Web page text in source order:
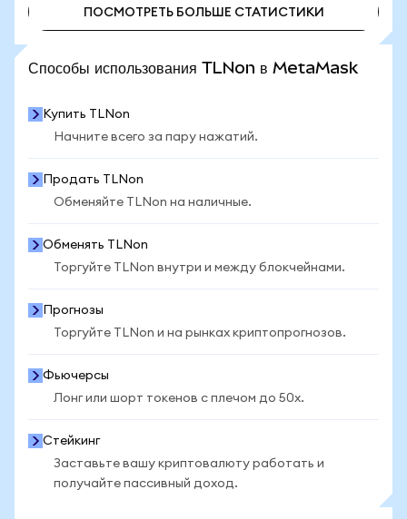
ПОСМОТРЕТЬ БОЛЬШЕ СТАТИСТИКИ
Способы использования TLNon в MetaMask
Купить TLNon
Начните всего за пару нажатий.
Продать TLNon
Обменяйте TLNon на наличные.
Обменять TLNon
Торгуйте TLNon внутри и между блокчейнами.
Прогнозы
Торгуйте TLNon и на рынках криптопрогнозов.
Фьючерсы
Лонг или шорт токенов с плечом до 50x.
Стейкинг
Заставьте вашу криптовалюту работать и
получайте пассивный доход.